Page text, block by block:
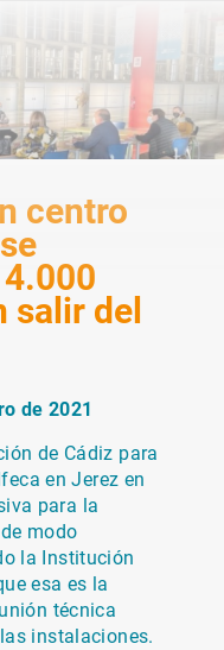
centro
salir del
de 2021
de Cádiz para
en Jerez en
para la
modo
la Institución
esa es la
técnica
instalaciones.